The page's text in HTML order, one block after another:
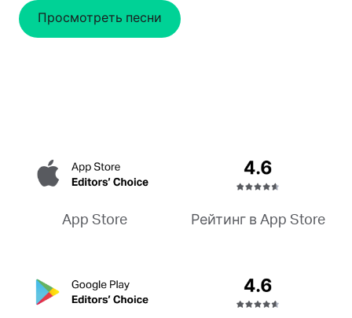
Просмотреть песни
App Store Рейтинг в App Store